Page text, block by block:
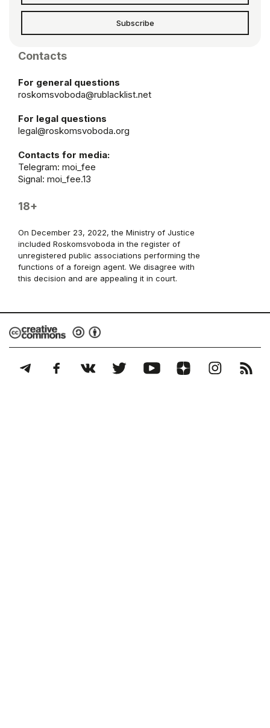
Subscribe
Contacts
For general questions
roskomsvoboda@rublacklist.net
For legal questions
legal@roskomsvoboda.org
Contacts for media:
Telegram: moi_fee
Signal: moi_fee.13
18+
On December 23, 2022, the Ministry of Justice
included Roskomsvoboda in the register of
unregistered public associations performing the
functions of a foreign agent. We disagree with
this decision and are appealing it in court.